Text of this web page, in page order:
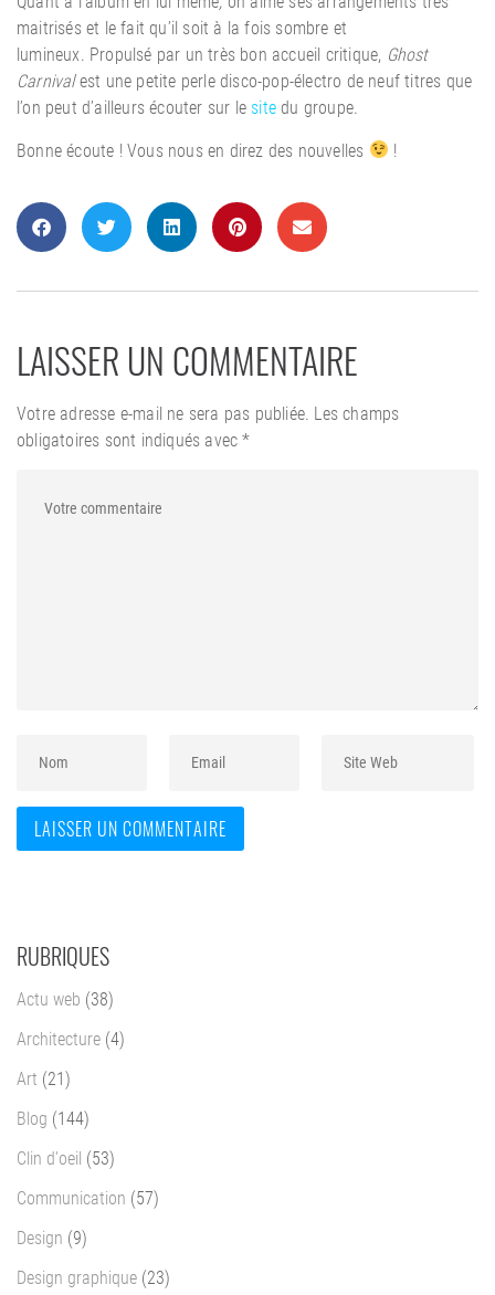
maitrisés et le fait qu’il soit à la fois sombre et
lumineux. Propulsé par un très bon accueil critique, Ghost
Carnivalest une petite perle disco-pop-électro de neuf titres que
l’on peut d’ailleurs écouter sur le sitedu groupe.
Bonne écoute ! Vous nous en direz des nouvelles !
LAISSER UN COMMENTAIRE
Votre adresse e-mail ne sera pas publiée. Les champs
obligatoires sont indiqués avec*
RUBRIQUES
Actu web (38)
Architecture (4)
Art (21)
Blog (144)
Clin d'oeil (53)
Communication (57)
Design (9)
Design graphique (23)